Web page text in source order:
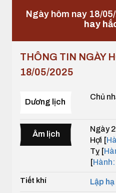
Ngày hôm nay 18/
hay
THÔNG TIN NGÀY
18/05/2025
Dương lịch
Chủ
Âm lịch
Ngày
Hợi [
Tỵ [
[
Tiết khí Lập hạ